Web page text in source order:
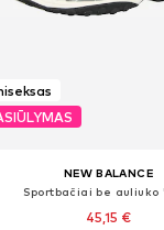
NEW BALANCE
Sportbačiai be auliuko
45,15 €